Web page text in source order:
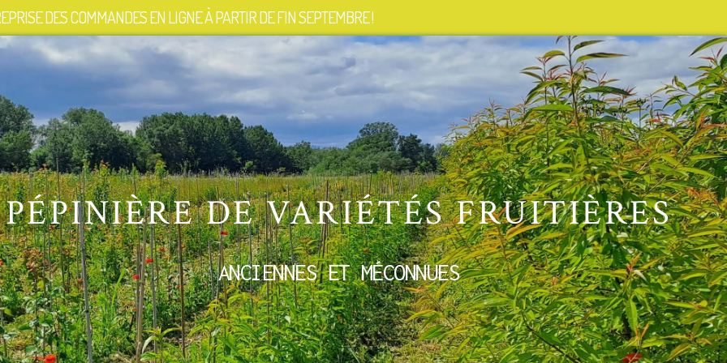
DES COMMANDES EN LIGNE À PARTIR DE FIN SEPTEMBRE !
PÉPINIÈRE DE VARIÉTÉS FRUITIÈRES
ANCIENNES ET MÉCONNUES